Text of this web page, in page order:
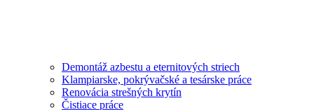
Demontáž azbestu a eternitových striech
Klampiarske, pokrývačské a tesárske práce
Renovácia strešných krytín
Čistiace práce